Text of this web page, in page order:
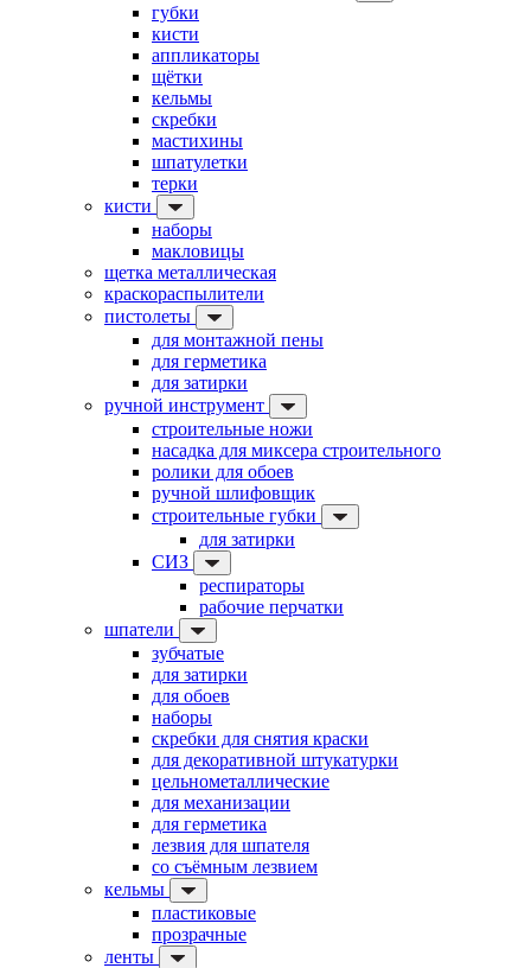
губки
кисти
аппликаторы
щётки
кельмы
скребки
мастихины
шпатулетки
терки
кисти
наборы
макловицы
щетка металлическая
краскораспылители
пистолеты
для монтажной пены
для герметика
для затирки
ручной инструмент
строительные ножи
насадка для миксера строительного
ролики для обоев
ручной шлифовщик
строительные губки
для затирки
СИЗ
респираторы
рабочие перчатки
шпатели
зубчатые
для затирки
для обоев
наборы
скребки для снятия краски
для декоративной штукатурки
цельнометаллические
для механизации
для герметика
лезвия для шпателя
со съёмным лезвием
кельмы
пластиковые
прозрачные
ленты